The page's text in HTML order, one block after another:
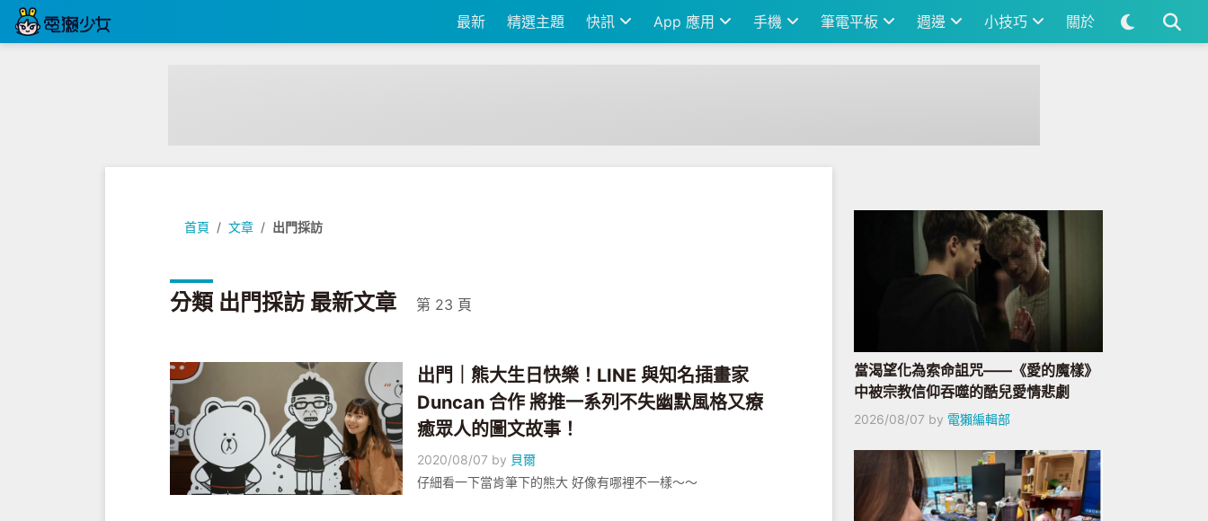
最新 精選主題 快訊 App 應用 手機 筆電平板 週邊 小技巧 關於
首頁 文章 出門採訪
分類 出門採訪 最新文章 第 23 頁
出門｜熊大生日快樂！LINE 與知名插畫家
Duncan 合作 將推一系列不失幽默風格又療
癒眾人的圖文故事！
2020/08/07 by 貝爾
仔細看一下當肯筆下的熊大 好像有哪裡不一樣～～
當渴望化為索命詛咒——《愛的魔樣》
中被宗教信仰吞噬的酷兒愛情悲劇
2026/08/07 by 電獺編輯部